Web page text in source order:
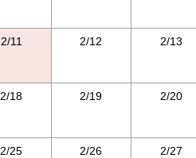
2/11 2/12 2/13
2/18 2/19 2/20
2/25 2/26 2/27